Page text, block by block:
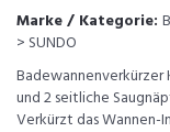
Marke / Kategorie:
> SUNDO
und 2 seitliche
Verkürzt das Wannen-